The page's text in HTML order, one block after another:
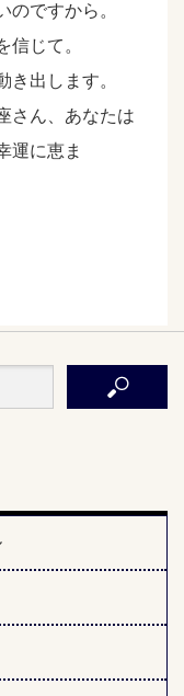
のですから。
信じて。
き出します。
さん、あなたは
運に恵ま